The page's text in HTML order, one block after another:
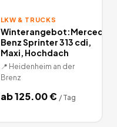
LKW & TRUCKS
Winterangebot:Mercedes
Benz Sprinter 313 cdi,
Maxi, Hochdach
📍 Heidenheim an der
Brenz
ab125.00€ / Tag